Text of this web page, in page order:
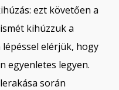
ezt követően a
kihúzzuk a
lépéssel elérjük, hogy
egyenletes legyen.
során